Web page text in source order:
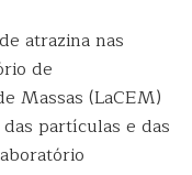
atrazina nas
de
Massas (LaCEM)
partículas e das